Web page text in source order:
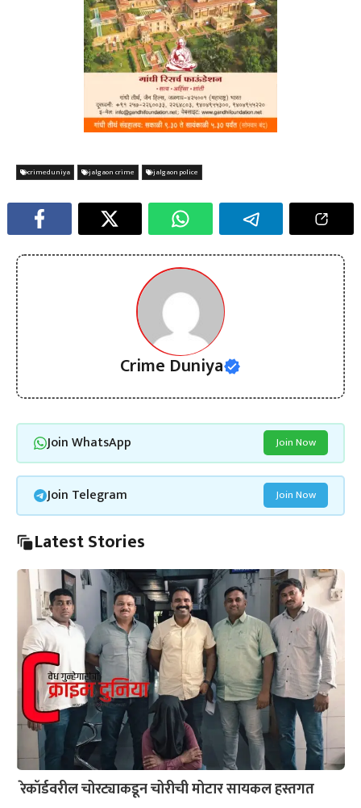
crimeduniya jalgaon crime jalgaon police
Crime Duniya
Join WhatsApp Join Now
Join Telegram Join Now
Latest Stories
रेकॉर्डवरील चोरट्याकडून चोरीची मोटार सायकल हस्तगत